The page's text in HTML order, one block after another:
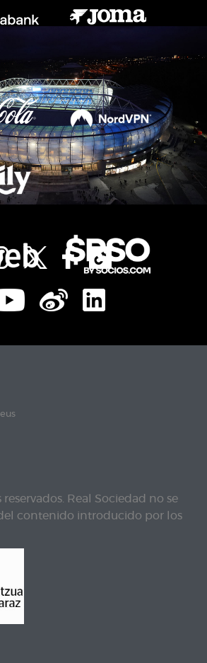
Real Sociedad no se
contenido introducido por los